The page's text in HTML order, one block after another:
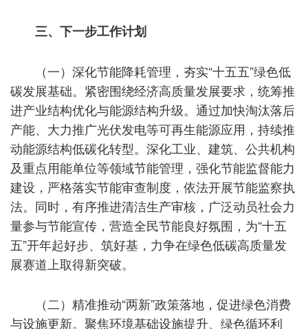
三、下一步工作计划
（一）深化节能降耗管理，夯实“十五五”绿色低
碳发展基础。紧密围绕经济高质量发展要求，统筹推
进产业结构优化与能源结构升级。通过加快淘汰落后
产能、大力推广光伏发电等可再生能源应用，持续推
动能源结构低碳化转型。深化工业、建筑、公共机构
及重点用能单位等领域节能管理，强化节能监督能力
建设，严格落实节能审查制度，依法开展节能监察执
法。同时，有序推进清洁生产审核，广泛动员社会力
量参与节能宣传，营造全民节能良好氛围，为“十五
五”开年起好步、筑好基，力争在绿色低碳高质量发
展赛道上取得新突破。
（二）精准推动“两新”政策落地，促进绿色消费
与设施更新。聚焦环境基础设施提升、绿色循环利